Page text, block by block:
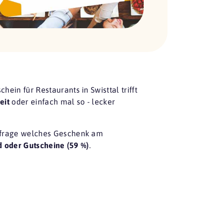
für Restaurants in Swisttal trifft
oder einfach mal so - lecker
welches Geschenk am
oder Gutscheine (59 %).